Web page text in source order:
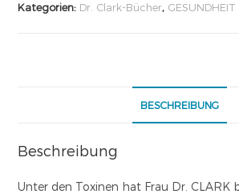
Kategorien: Dr. Clark-Bücher, GESUNDHEIT
BESCHREIBUNG
Beschreibung
Unter den Toxinen hat Frau Dr. CLARK